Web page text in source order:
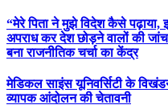
“मेरे पिता ने मुझे विदेश कैसे पढ़ाया,
अपराध कर देश छोड़ने वालों की
बना राजनीतिक चर्चा का केंद्र
मेडिकल साइंस यूनिवर्सिटी के
व्यापक आंदोलन की चेतावनी